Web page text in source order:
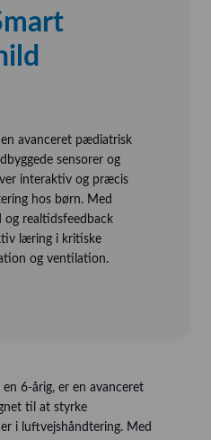
og Kvalitet
10
avanceret pædiatrisk
sensorer og
interaktiv og præcis
hos børn. Med
og realtidsfeedback
læring i kritiske
og ventilation.
6-årig, er en avanceret
til at styrke
i luftvejshåndtering. Med